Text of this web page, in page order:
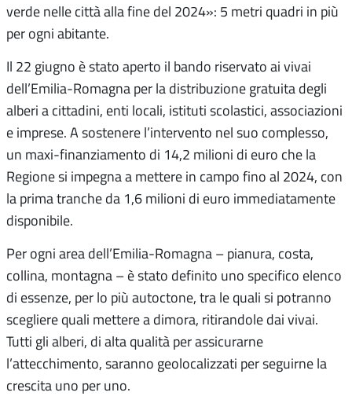
verde nelle città alla fine del 2024»: 5 metri quadri in più
per ogni abitante.
Il 22 giugno è stato aperto il bando riservato ai vivai
dell’Emilia-Romagna per la distribuzione gratuita degli
alberi a cittadini, enti locali, istituti scolastici, associazioni
e imprese. A sostenere l’intervento nel suo complesso,
un maxi-finanziamento di 14,2 milioni di euro che la
Regione si impegna a mettere in campo fino al 2024, con
la prima tranche da 1,6 milioni di euro immediatamente
disponibile.
Per ogni area dell’Emilia-Romagna – pianura, costa,
collina, montagna – è stato definito uno specifico elenco
di essenze, per lo più autoctone, tra le quali si potranno
scegliere quali mettere a dimora, ritirandole dai vivai.
Tutti gli alberi, di alta qualità per assicurarne
l’attecchimento, saranno geolocalizzati per seguirne la
crescita uno per uno.